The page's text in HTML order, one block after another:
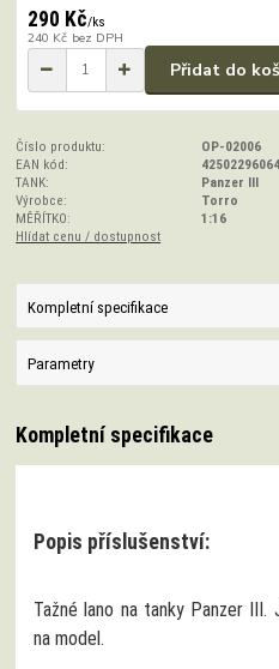
290 Kč/ks
240 Kč bez DPH
Přidat do
Číslo produktu:
OP-02006
EAN kód:
TANK:
Panzer III
Výrobce:
Torro
MĚŘÍTKO:
1:16
Hlídat cenu / dostupnost
Kompletní specifikace
Parametry
Kompletní specifikace
Popis příslušenství:
Tažné lano na tanky Panzer
na model.